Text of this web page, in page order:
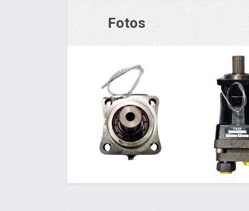
Fotos